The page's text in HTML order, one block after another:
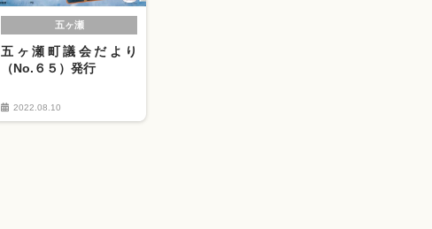
五ヶ瀬
五ヶ瀬町議会だより
（No.６５）発行
2022.08.10